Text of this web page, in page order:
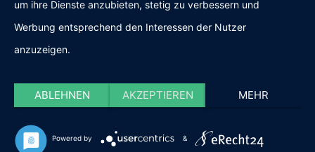
um ihre Dienste anzubieten, stetig zu verbessern und
Werbung entsprechend den Interessen der Nutzer
anzuzeigen.
ABLEHNEN AKZEPTIEREN MEHR
Powered by &